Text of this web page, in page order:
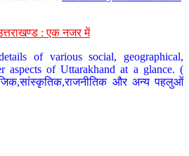
: एक नजर में
of various social, geographical,
aspects of Uttarakhand at a glance. (
और अन्य पहलुओं